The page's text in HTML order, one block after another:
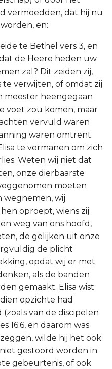
vermoedden, dat hij nu
en:
te Bethel vers 3, en
de Heere heden uw
zal? Dit zeiden zij,
te verwijten, of omdat zij
meester heengegaan
voet zou komen, maar
vervuld waren
waren omtrent
te vermanen om zich
Weten wij niet dat
onze dierbaarste
moeten
wegnemen, wij
oproept, wiens zij
weg van ons hoofd,
de gelijken uit onze
de plicht
opdat wij er met
als de banden
gemaakt. Elisa wist
opzichte had
van de discipelen
16:6, en daarom was
wilde hij het ook
gestoord worden in
gebeurtenis, of ook